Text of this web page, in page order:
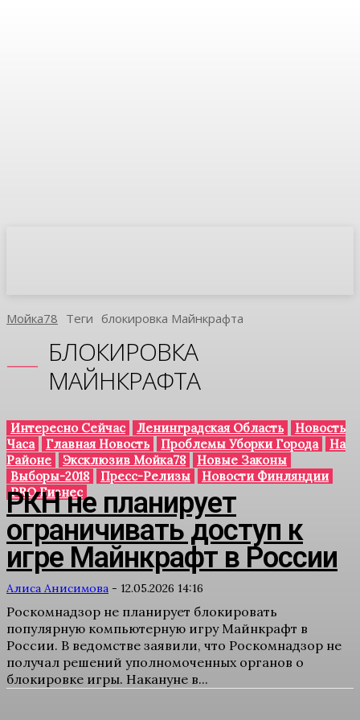
Мойка78 Теги Блокировка Майнкрафта
БЛОКИРОВКА
МАЙНКРАФТА
Интересно Сейчас Ленинградская Область
Новость
Часа
Главная Новость Проблемы Уборки Города
На
Районе
Эксклюзив Мойка78
Новые Законы
Выборы-2018
Пресс-Релизы
Новости Финляндии
PRO Бизнес
РКН не планирует
ограничивать доступ к
игре Майнкрафт в России
Алиса Анисимова - 12.05.2026 14:16
Роскомнадзор не планирует блокировать
популярную компьютерную игру Майнкрафт в
России. В ведомстве заявили, что Роскомнадзор не
получал решений уполномоченных органов о
блокировке игры. Накануне в...